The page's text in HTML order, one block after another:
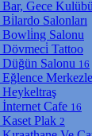
Bar, Gece
Bi̇lardo Salonları
Bowli̇ng Salonu
Dövmeci̇ Tattoo
Düğün Salonu 16
Eğlence
Heykeltraş
İnternet Cafe 16
Kaset Plak 2